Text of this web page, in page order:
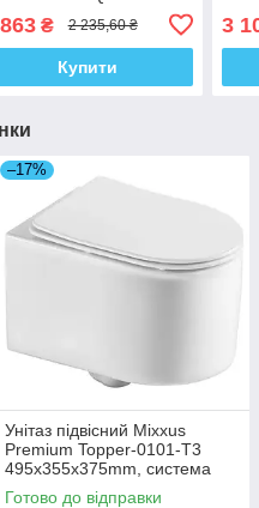
₴ 2 235,60 ₴
Купити
3
–17%
Унітаз підвісний Mixxus
Premium Topper-0101-T3
495x355x375mm, система
змиву Tornado 1.0 (MP6476)
Готово до відправки